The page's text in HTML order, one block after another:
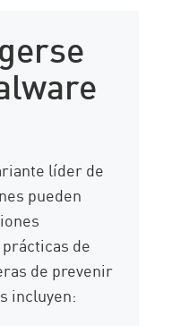
líder de
pueden
de
de prevenir
incluyen: